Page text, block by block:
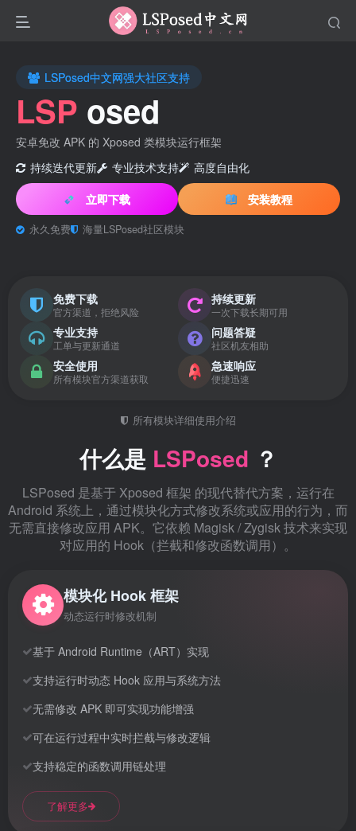
LSPosed中文网强大社区支持
LSP osed
安卓免改 APK 的 Xposed 类模块运行框架
持续迭代更新
专业技术支持
高度自由化
立即下载
安装教程
永久免费 海量LSPosed社区模块
免费下载
官方渠道，拒绝风险
持续更新
一次下载长期可用
专业支持
工单与更新通道
问题答疑
社区机友相助
安全使用
所有模块官方渠道获取
急速响应
便捷迅速
所有模块详细使用介绍
什么是 LSPosed ？
LSPosed 是基于 Xposed 框架 的现代替代方案，运行在
Android 系统上，通过模块化方式修改系统或应用的行为，而
无需直接修改应用 APK。它依赖 Magisk / Zygisk 技术来实现
对应用的 Hook（拦截和修改函数调用）。
模块化 Hook 框架
动态运行时修改机制
基于 Android Runtime（ART）实现
支持运行时动态 Hook 应用与系统方法
无需修改 APK 即可实现功能增强
可在运行过程中实时拦截与修改逻辑
支持稳定的函数调用链处理
了解更多